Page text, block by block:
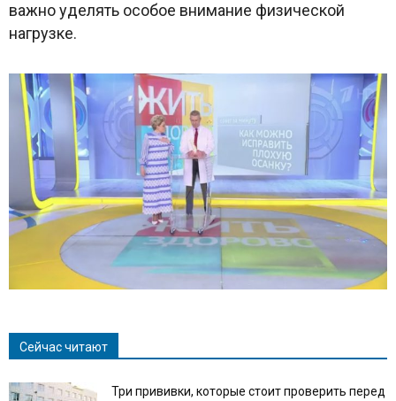
важно уделять особое внимание физической
нагрузке.
Сейчас читают
Три прививки, которые стоит проверить перед